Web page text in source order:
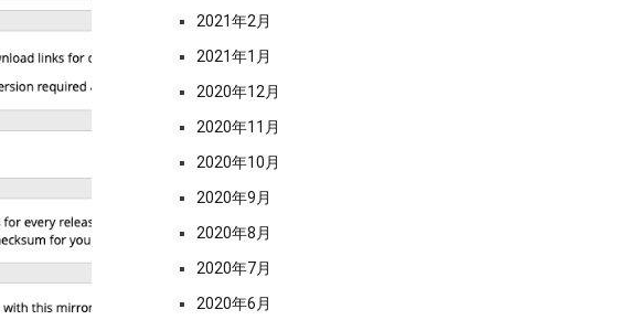
2021年2月
2021年1月
2020年12月
2020年11月
2020年10月
2020年9月
2020年8月
2020年7月
2020年6月